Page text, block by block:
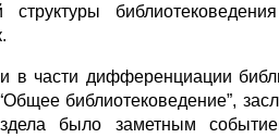
в части дифференциации
библиотековедение”,
было заметным